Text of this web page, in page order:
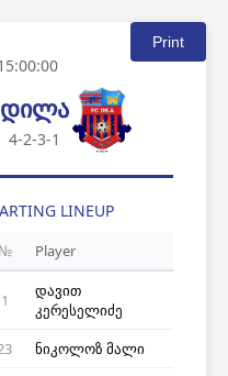
Print
დილა
4-2-3-1
LINEUP
№ Player
1
დავით
კერესელიძე
ნიკოლოზ მალი